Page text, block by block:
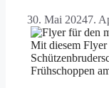
30. Mai 20247.
Mit diesem Flyer
Frühschoppen